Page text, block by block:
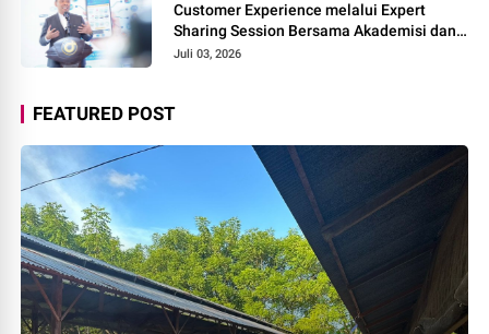
Customer Experience melalui Expert
Sharing Session Bersama Akademisi dan
Praktisi
Juli 03, 2026
FEATURED POST